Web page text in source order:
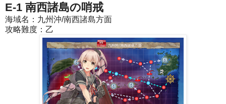
E-1 南西諸島の哨戒
海域名：九州沖/南西諸島方面
攻略難度：乙